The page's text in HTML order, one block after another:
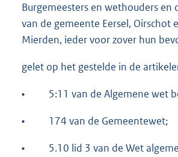
Burgemeesters en wethouders en
van de gemeente Eersel, Oirschot
Mierden, ieder voor zover hun
gelet op het gestelde in de
• 5:11 van de Algemene wet
• 174 van de Gemeentewet;
•
5.10 lid 3 van de Wet